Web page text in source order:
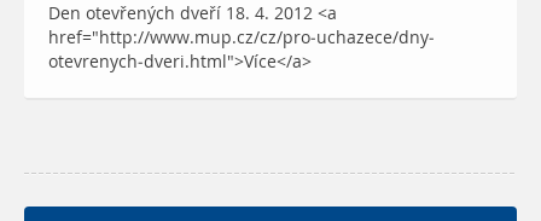
Den otevřených dveří 18. 4. 2012 <a
href="http://www.mup.cz/cz/pro-uchazece/dny-
otevrenych-dveri.html">Více</a>